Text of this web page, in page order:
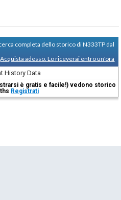
completa dello storico di N333TP dal
Acquista adesso. Lo riceverai entro un'ora
History Data
è gratis e facile!) vedono storico
Registrati